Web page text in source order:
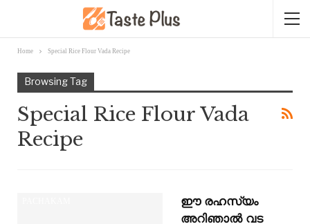
Home Special Rice Flour Vada Recipe
Browsing Tag
Special Rice Flour Vada
Recipe
ഈ രഹസ്യം
അറിഞാൽ വട